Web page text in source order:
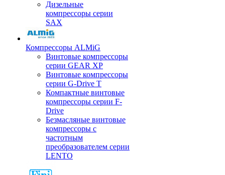
Дизельные
компрессоры серии
SAX
Компрессоры ALMiG
Винтовые компрессоры
серии GEAR XP
Винтовые компрессоры
серии G-Drive T
Компактные винтовые
компрессоры серии F-
Drive
Безмасляные винтовые
компрессоры с
частотным
преобразователем серии
LENTO